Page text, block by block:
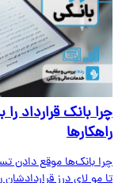
بانک قرارداد را
بانک‌ها موقع دادن
مو لای درز قراردادشان ن...